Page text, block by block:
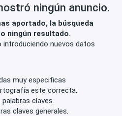
ningún anuncio.
aportado, la búsqueda
ningún resultado.
introduciendo nuevos datos
muy especificas
este correcta.
claves.
claves generales.